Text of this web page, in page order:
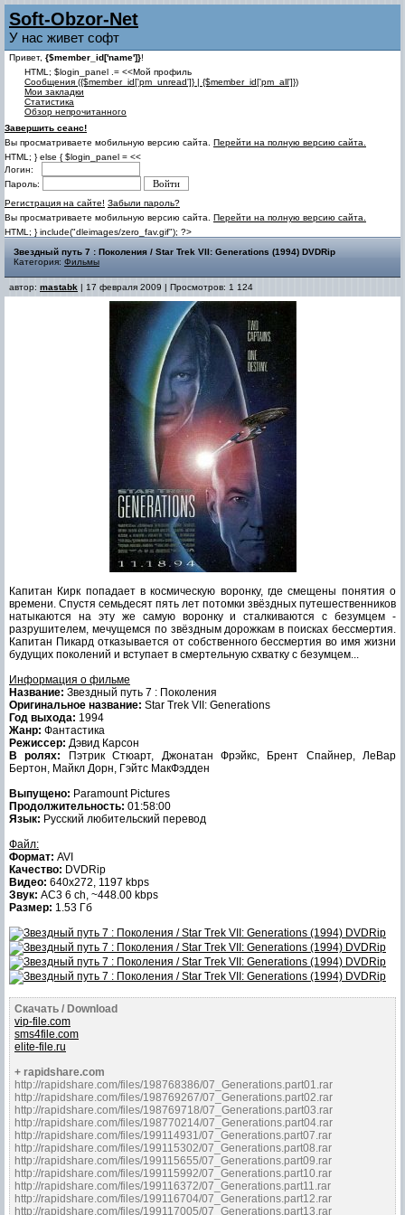
Soft-Obzor-Net
У нас живет софт
Привет, {$member_id['name']}!
HTML; $login_panel .= <<Мой профиль
Cообщения ({$member_id['pm_unread']} | {$member_id['pm_all']})
Мои закладки
Статистика
Обзор непрочитанного
Завершить сеанс!
Вы просматриваете мобильную версию сайта. Перейти на полную версию сайта.
HTML; } else { $login_panel = <<
Логин:
Пароль:
Регистрация на сайте! Забыли пароль?
Вы просматриваете мобильную версию сайта. Перейти на полную версию сайта.
HTML; } include("dleimages/zero_fav.gif"); ?>
Звездный путь 7 : Поколения / Star Trek VII: Generations (1994) DVDRip
Категория: Фильмы
автор: mastabk | 17 февраля 2009 | Просмотров: 1 124
Капитан Кирк попадает в космическую воронку, где смещены понятия о
времени. Спустя семьдесят пять лет потомки звёздных путешественников
натыкаются на эту же самую воронку и сталкиваются с безумцем -
разрушителем, мечущемся по звёздным дорожкам в поисках бессмертия.
Капитан Пикард отказывается от собственного бессмертия во имя жизни
будущих поколений и вступает в смертельную схватку с безумцем...
Информация о фильме
Название: Звездный путь 7 : Поколения
Оригинальное название: Star Trek VII: Generations
Год выхода: 1994
Жанр: Фантастика
Режиссер: Дэвид Карсон
В ролях: Пэтрик Стюарт, Джонатан Фрэйкс, Брент Спайнер, ЛеВар
Бертон, Майкл Дорн, Гэйтс МакФэдден
Выпущено: Paramount Pictures
Продолжительность: 01:58:00
Язык: Русский любительский перевод
Файл:
Формат: AVI
Качество: DVDRip
Видео: 640x272, 1197 kbps
Звук: AC3 6 ch, ~448.00 kbps
Размер: 1.53 Гб
Скачать / Download
vip-file.com
sms4file.com
elite-file.ru
+ rapidshare.com
http://rapidshare.com/files/198768386/07_Generations.part01.rar
http://rapidshare.com/files/198769267/07_Generations.part02.rar
http://rapidshare.com/files/198769718/07_Generations.part03.rar
http://rapidshare.com/files/198770214/07_Generations.part04.rar
http://rapidshare.com/files/199114931/07_Generations.part07.rar
http://rapidshare.com/files/199115302/07_Generations.part08.rar
http://rapidshare.com/files/199115655/07_Generations.part09.rar
http://rapidshare.com/files/199115992/07_Generations.part10.rar
http://rapidshare.com/files/199116372/07_Generations.part11.rar
http://rapidshare.com/files/199116704/07_Generations.part12.rar
http://rapidshare.com/files/199117005/07_Generations.part13.rar